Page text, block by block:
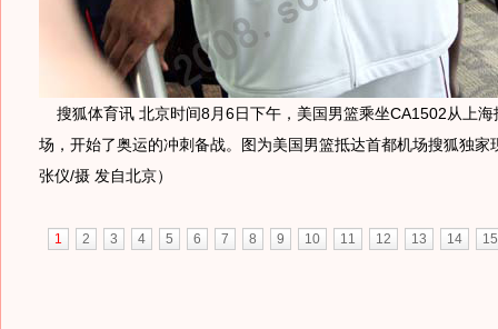
搜狐体育讯 北京时间8月6日下午，美国男篮乘坐CA1502从上海
场，开始了奥运的冲刺备战。图为美国男篮抵达首都机场搜狐独家
张仪/摄 发自北京）
1 2 3 4 5 6 7 8 9 10 11 12 13 14 15